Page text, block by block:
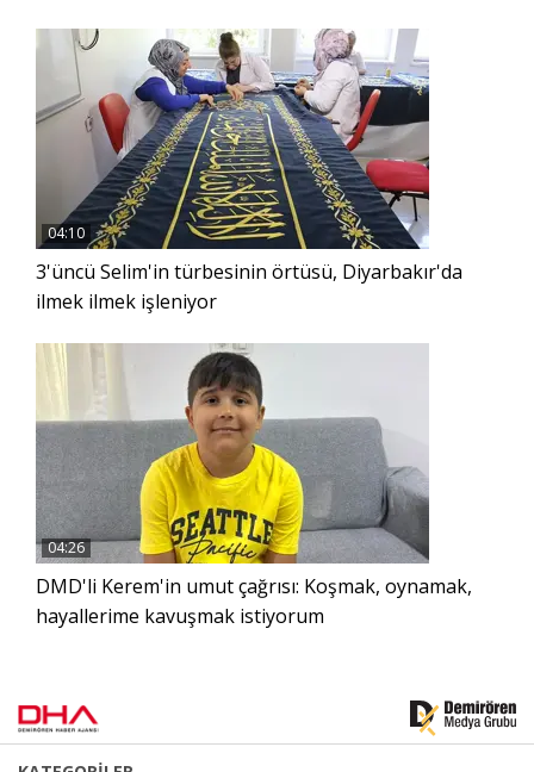
04:10
3'üncü Selim'in türbesinin örtüsü, Diyarbakır'da
ilmek ilmek işleniyor
04:26
DMD'li Kerem'in umut çağrısı: Koşmak, oynamak,
hayallerime kavuşmak istiyorum